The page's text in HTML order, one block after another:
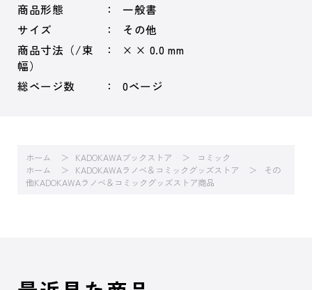
商品形態
一般書
サイズ
その他
商品寸法（/束
幅）
× × 0.0 mm
総ページ数 0ページ
ホーム KADOKAWAブックストア
コミック
ホーム
KADOKAWAラノベ＆コミックグッズストア
その
他KADOKAWAラノベ＆コミックグッズストア商品